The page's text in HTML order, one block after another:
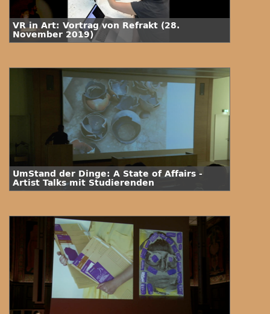
VR in Art: Vortrag von Refrakt (28.
November 2019)
UmStand der Dinge: A State of Affairs -
Artist Talks mit Studierenden